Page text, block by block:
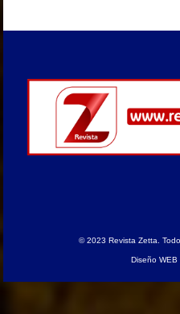
© 2023Revista Zetta .
DiseñoWEB